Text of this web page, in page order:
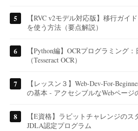
【RVC v2モデル対応版】移行ガイ
を使う方法（要点解説）
【Python編】OCRプログラミング
（Tesseract OCR）
【レッスン３】Web-Dev-For-
の基本 - アクセシブルなWebページ
【E資格】ラビットチャレンジのス
JDLA認定プログラム